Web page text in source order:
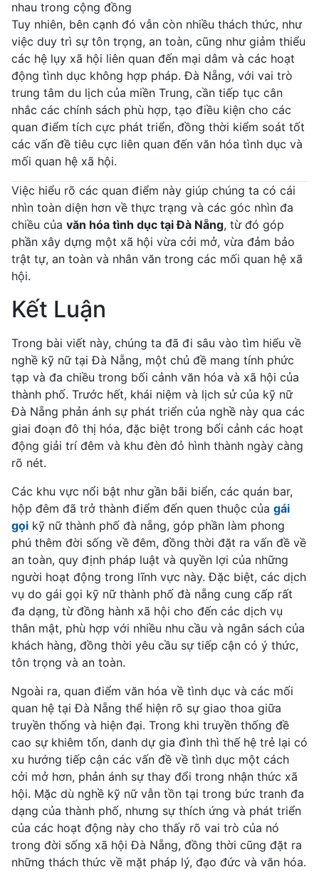
nhau trong cộng đồng
Tuy nhiên, bên cạnh đó vẫn còn nhiều thách thức, như
việc duy trì sự tôn trọng, an toàn, cũng như giảm thiểu
các hệ lụy xã hội liên quan đến mại dâm và các hoạt
động tình dục không hợp pháp. Đà Nẵng, với vai trò
trung tâm du lịch của miền Trung, cần tiếp tục cân
nhắc các chính sách phù hợp, tạo điều kiện cho các
quan điểm tích cực phát triển, đồng thời kiểm soát tốt
các vấn đề tiêu cực liên quan đến văn hóa tình dục và
mối quan hệ xã hội.
Việc hiểu rõ các quan điểm này giúp chúng ta có cái
nhìn toàn diện hơn về thực trạng và các góc nhìn đa
chiều của văn hóa tình dục tại Đà Nẵng, từ đó góp
phần xây dựng một xã hội vừa cởi mở, vừa đảm bảo
trật tự, an toàn và nhân văn trong các mối quan hệ xã
hội.
Kết Luận
Trong bài viết này, chúng ta đã đi sâu vào tìm hiểu về
nghề kỹ nữ tại Đà Nẵng, một chủ đề mang tính phức
tạp và đa chiều trong bối cảnh văn hóa và xã hội của
thành phố. Trước hết, khái niệm và lịch sử của kỹ nữ
Đà Nẵng phản ánh sự phát triển của nghề này qua các
giai đoạn đô thị hóa, đặc biệt trong bối cảnh các hoạt
động giải trí đêm và khu đèn đỏ hình thành ngày càng
rõ nét.
Các khu vực nổi bật như gần bãi biển, các quán bar,
hộp đêm đã trở thành điểm đến quen thuộc của gái
gọi kỹ nữ thành phố đà nẵng, góp phần làm phong
phú thêm đời sống về đêm, đồng thời đặt ra vấn đề về
an toàn, quy định pháp luật và quyền lợi của những
người hoạt động trong lĩnh vực này. Đặc biệt, các dịch
vụ do gái gọi kỹ nữ thành phố đà nẵng cung cấp rất
đa dạng, từ đồng hành xã hội cho đến các dịch vụ
thân mật, phù hợp với nhiều nhu cầu và ngân sách của
khách hàng, đồng thời yêu cầu sự tiếp cận có ý thức,
tôn trọng và an toàn.
Ngoài ra, quan điểm văn hóa về tình dục và các mối
quan hệ tại Đà Nẵng thể hiện rõ sự giao thoa giữa
truyền thống và hiện đại. Trong khi truyền thống đề
cao sự khiêm tốn, danh dự gia đình thì thế hệ trẻ lại có
xu hướng tiếp cận các vấn đề về tình dục một cách
cởi mở hơn, phản ánh sự thay đổi trong nhận thức xã
hội. Mặc dù nghề kỹ nữ vẫn tồn tại trong bức tranh đa
dạng của thành phố, nhưng sự thích ứng và phát triển
của các hoạt động này cho thấy rõ vai trò của nó
trong đời sống xã hội Đà Nẵng, đồng thời cũng đặt ra
những thách thức về mặt pháp lý, đạo đức và văn hóa.